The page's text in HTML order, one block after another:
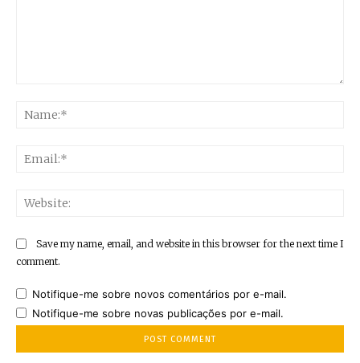
Save my name, email, and website in this browser for the next time I
comment.
Notifique-me sobre novos comentários por e-mail.
Notifique-me sobre novas publicações por e-mail.